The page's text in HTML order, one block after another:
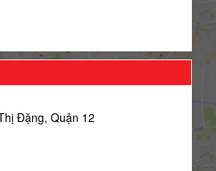
Đặng, Quận 12